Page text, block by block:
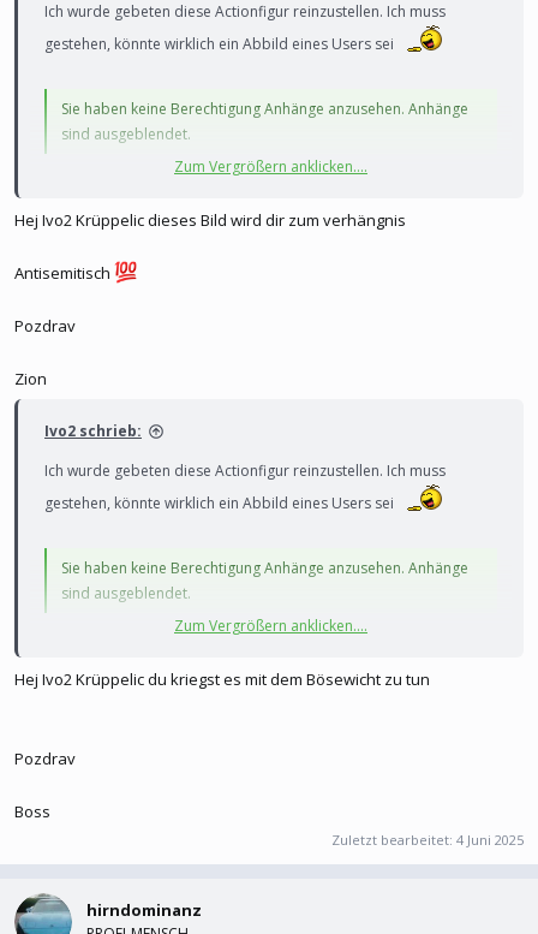
Ich wurde gebeten diese Actionfigur reinzustellen. Ich muss
gestehen, könnte wirklich ein Abbild eines Users sei
Sie haben keine Berechtigung Anhänge anzusehen. Anhänge
sind ausgeblendet.
Danke dem edlen Spender
Zum Vergrößern anklicken....
Hej Ivo2 Krüppelic dieses Bild wird dir zum verhängnis
Antisemitisch
Pozdrav
Zion
Ivo2 schrieb:
Ich wurde gebeten diese Actionfigur reinzustellen. Ich muss
gestehen, könnte wirklich ein Abbild eines Users sei
Sie haben keine Berechtigung Anhänge anzusehen. Anhänge
sind ausgeblendet.
Danke dem edlen Spender
Zum Vergrößern anklicken....
Hej Ivo2 Krüppelic du kriegst es mit dem Bösewicht zu tun
Pozdrav
Boss
Zuletzt bearbeitet: 4 Juni 2025
hirndominanz